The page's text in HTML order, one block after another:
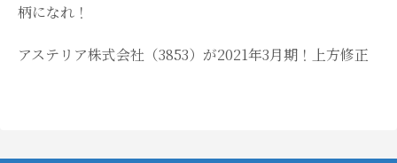
柄になれ！
アステリア株式会社（3853）が2021年3月期！上方修正